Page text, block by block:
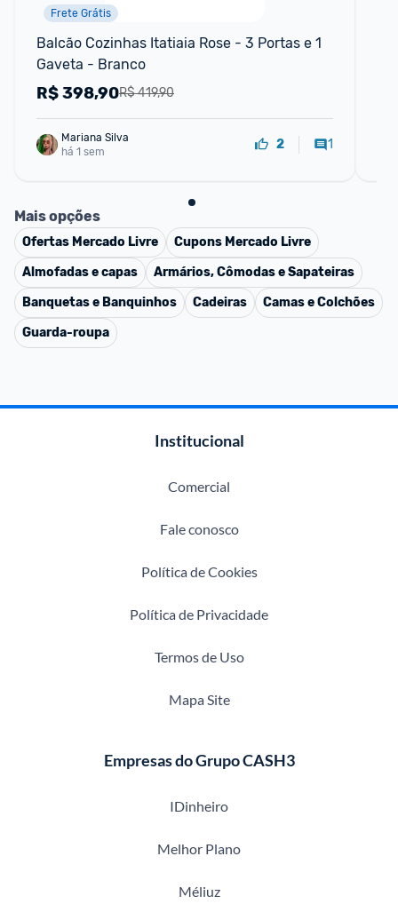
Frete Grátis
Balcão Cozinhas Itatiaia Rose - 3 Portas e 1
Gaveta - Branco
R$ 419,90
R$398,90
Mariana Silva
há 1 sem
2 1
Mais opções
Ofertas Mercado Livre Cupons Mercado Livre
Almofadas e capas
Armários, Cômodas e Sapateiras
Banquetas e Banquinhos
Cadeiras
Camas e Colchões
Guarda-roupa
Institucional
Comercial
Fale conosco
Política de Cookies
Política de Privacidade
Termos de Uso
Mapa Site
Empresas do Grupo CASH3
IDinheiro
Melhor Plano
Méliuz